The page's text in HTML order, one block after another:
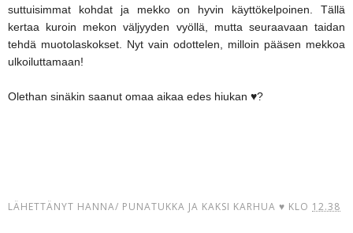
suttuisimmat kohdat ja mekko on hyvin käyttökelpoinen. Tällä
kertaa kuroin mekon väljyyden vyöllä, mutta seuraavaan taidan
tehdä muotolaskokset. Nyt vain odottelen, milloin pääsen mekkoa
ulkoiluttamaan!
Olethan sinäkin saanut omaa aikaa edes hiukan ♥?
LÄHETTÄNYT HANNA/ PUNATUKKA JA KAKSI KARHUA ♥ KLO 12.38